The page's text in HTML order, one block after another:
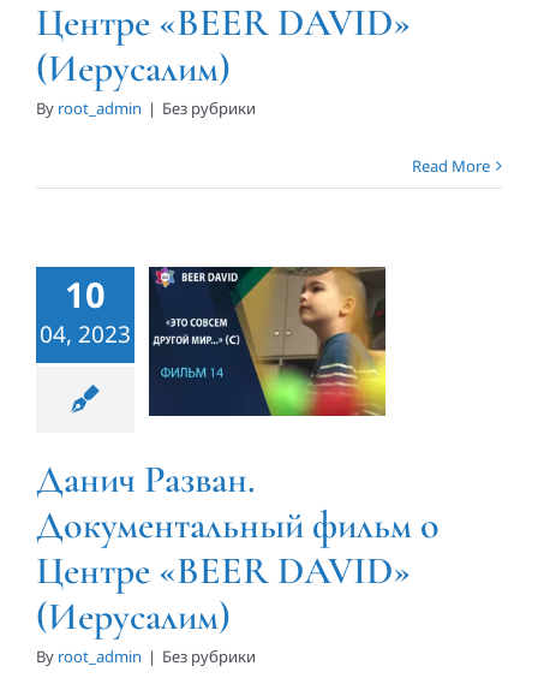
Центре «BEER DAVID»
(Иерусалим)
By root_admin | Без рубрики
Read More
10
04, 2023
Документальный
фильм о
Центре
«BEER
(Иерусалим)
Данич Разван.
Документальный фильм о
Центре «BEER DAVID»
(Иерусалим)
By root_admin | Без рубрики